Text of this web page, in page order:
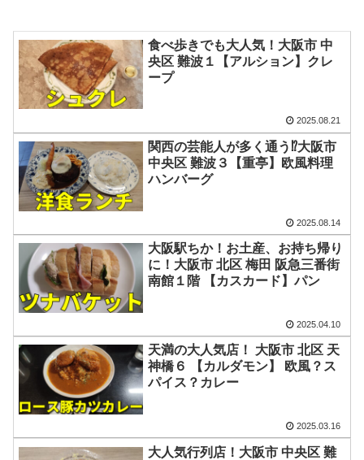
食べ歩きでも大人気！大阪市 中
央区 難波１【アルション】クレ
ープ
2025.08.21
関西の芸能人が多く通う⁉大阪市
中央区 難波３【重亭】欧風料理
ハンバーグ
2025.08.14
大阪駅ちか！お土産、お持ち帰り
に！大阪市 北区 梅田 阪急三番街
南館１階 【カスカード】パン
2025.04.10
天満の大人気店！ 大阪市 北区 天
神橋６ 【カルダモン】 欧風？ス
パイス？カレー
2025.03.16
大人気行列店！大阪市 中央区 難